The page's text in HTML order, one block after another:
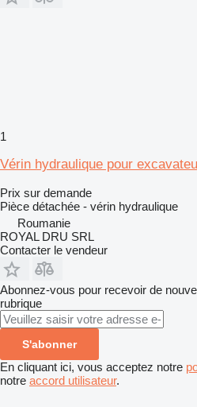
1
Vérin hydraulique pour
Prix sur demande
Pièce détachée - vérin hydraulique
Roumanie
ROYAL DRU SRL
Contacter le vendeur
Abonnez-vous pour recevoir de
rubrique
S'abonner
En cliquant ici, vous acceptez notre
notre accord utilisateur.